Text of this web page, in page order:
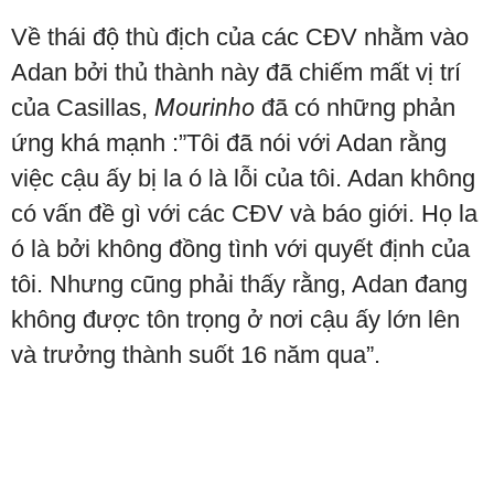
Về thái độ thù địch của các CĐV nhằm vào
Adan bởi thủ thành này đã chiếm mất vị trí
của Casillas, Mourinho đã có những phản
ứng khá mạnh :”Tôi đã nói với Adan rằng
việc cậu ấy bị la ó là lỗi của tôi. Adan không
có vấn đề gì với các CĐV và báo giới. Họ la
ó là bởi không đồng tình với quyết định của
tôi. Nhưng cũng phải thấy rằng, Adan đang
không được tôn trọng ở nơi cậu ấy lớn lên
và trưởng thành suốt 16 năm qua”.